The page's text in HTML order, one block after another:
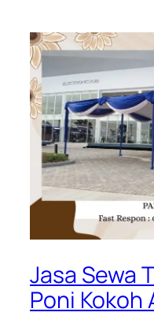
Jasa Sewa
Poni Kokoh